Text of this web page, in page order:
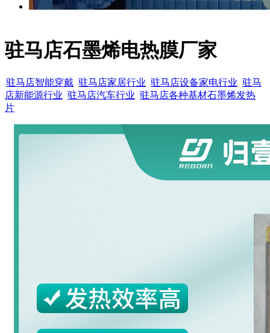
驻马店石墨烯电热膜厂家
驻马店智能穿戴 驻马店家居行业 驻马店设备家电行业 驻马
店新能源行业 驻马店汽车行业 驻马店各种基材石墨烯发热
片